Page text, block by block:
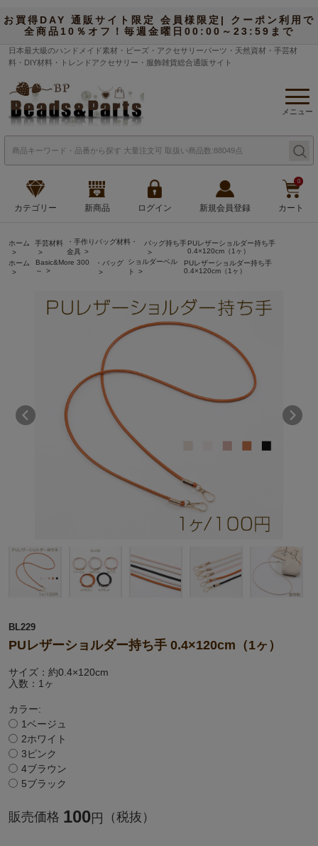
お買得DAY 通販サイト限定 会員様限定| クーポン利用で
全商品10％オフ！毎週金曜日00:00～23:59まで
日本最大級のハンドメイド素材・ビーズ・アクセサリーパーツ・天然資材・手芸材
料・DIY材料・トレンドアクセサリー・服飾雑貨総合通販サイト
メニュー
カテゴリー 新商品 ログイン 新規会員登録
0
カート
ホーム 手芸材料
・手作りバッグ材料・
金具
バッグ持ち手 PUレザーショルダー持ち手
0.4×120cm（1ヶ）
ホーム
Basic&More 300
～
・バッグ
ショルダーベル
ト
PUレザーショルダー持ち手
0.4×120cm（1ヶ）
BL229
PUレザーショルダー持ち手 0.4×120cm（1ヶ）
サイズ：約0.4×120cm
入数：1ヶ
カラー:
1ベージュ
2ホワイト
3ピンク
4ブラウン
5ブラック
販売価格 100円 （税抜）